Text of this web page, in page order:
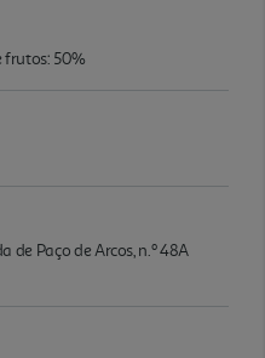
frutos: 50%
de Paço de Arcos, n.º 48A